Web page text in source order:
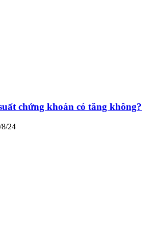
chứng khoán có tăng không?
8/24